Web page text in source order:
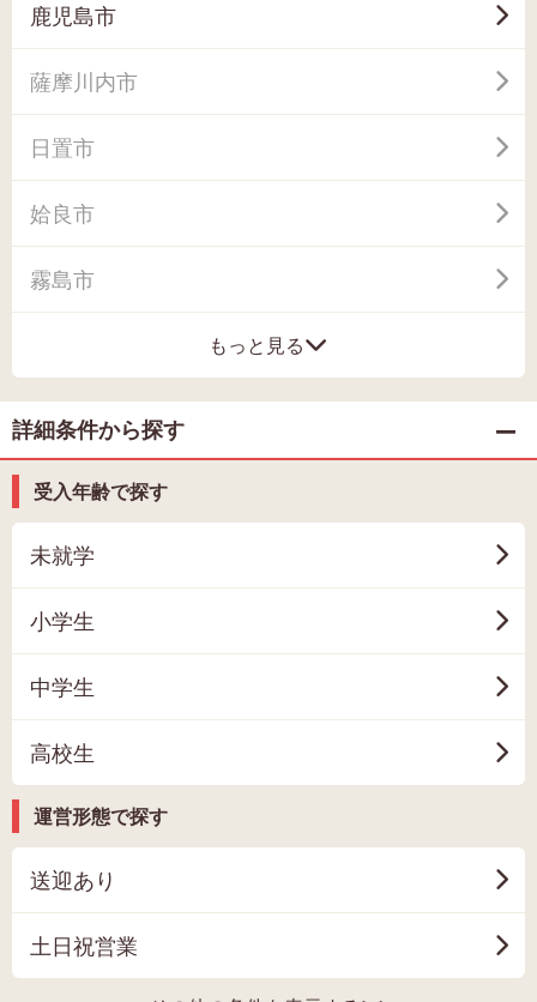
鹿児島市
薩摩川内市
日置市
姶良市
霧島市
もっと見る
詳細条件から探す
受入年齢で探す
未就学
小学生
中学生
高校生
運営形態で探す
送迎あり
土日祝営業